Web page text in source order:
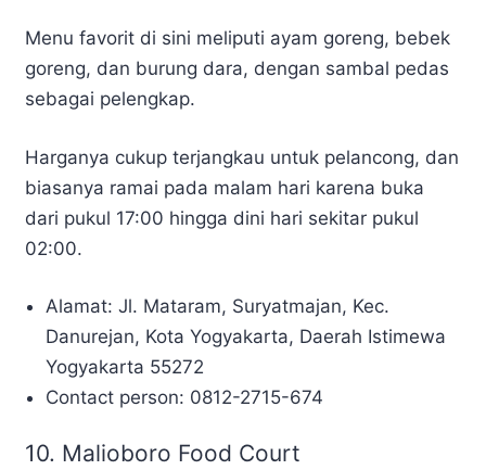
Menu favorit di sini meliputi ayam goreng, bebek
goreng, dan burung dara, dengan sambal pedas
sebagai pelengkap.
Harganya cukup terjangkau untuk pelancong, dan
biasanya ramai pada malam hari karena buka
dari pukul 17:00 hingga dini hari sekitar pukul
02:00.
Alamat: Jl. Mataram, Suryatmajan, Kec.
Danurejan, Kota Yogyakarta, Daerah Istimewa
Yogyakarta 55272
Contact person: 0812-2715-674
10. Malioboro Food Court